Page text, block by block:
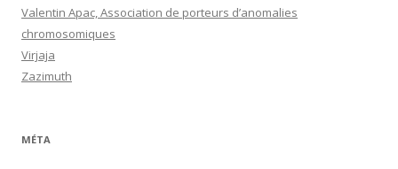
Valentin Apac, Association de porteurs d’anomalies
chromosomiques
Virjaja
Zazimuth
MÉTA